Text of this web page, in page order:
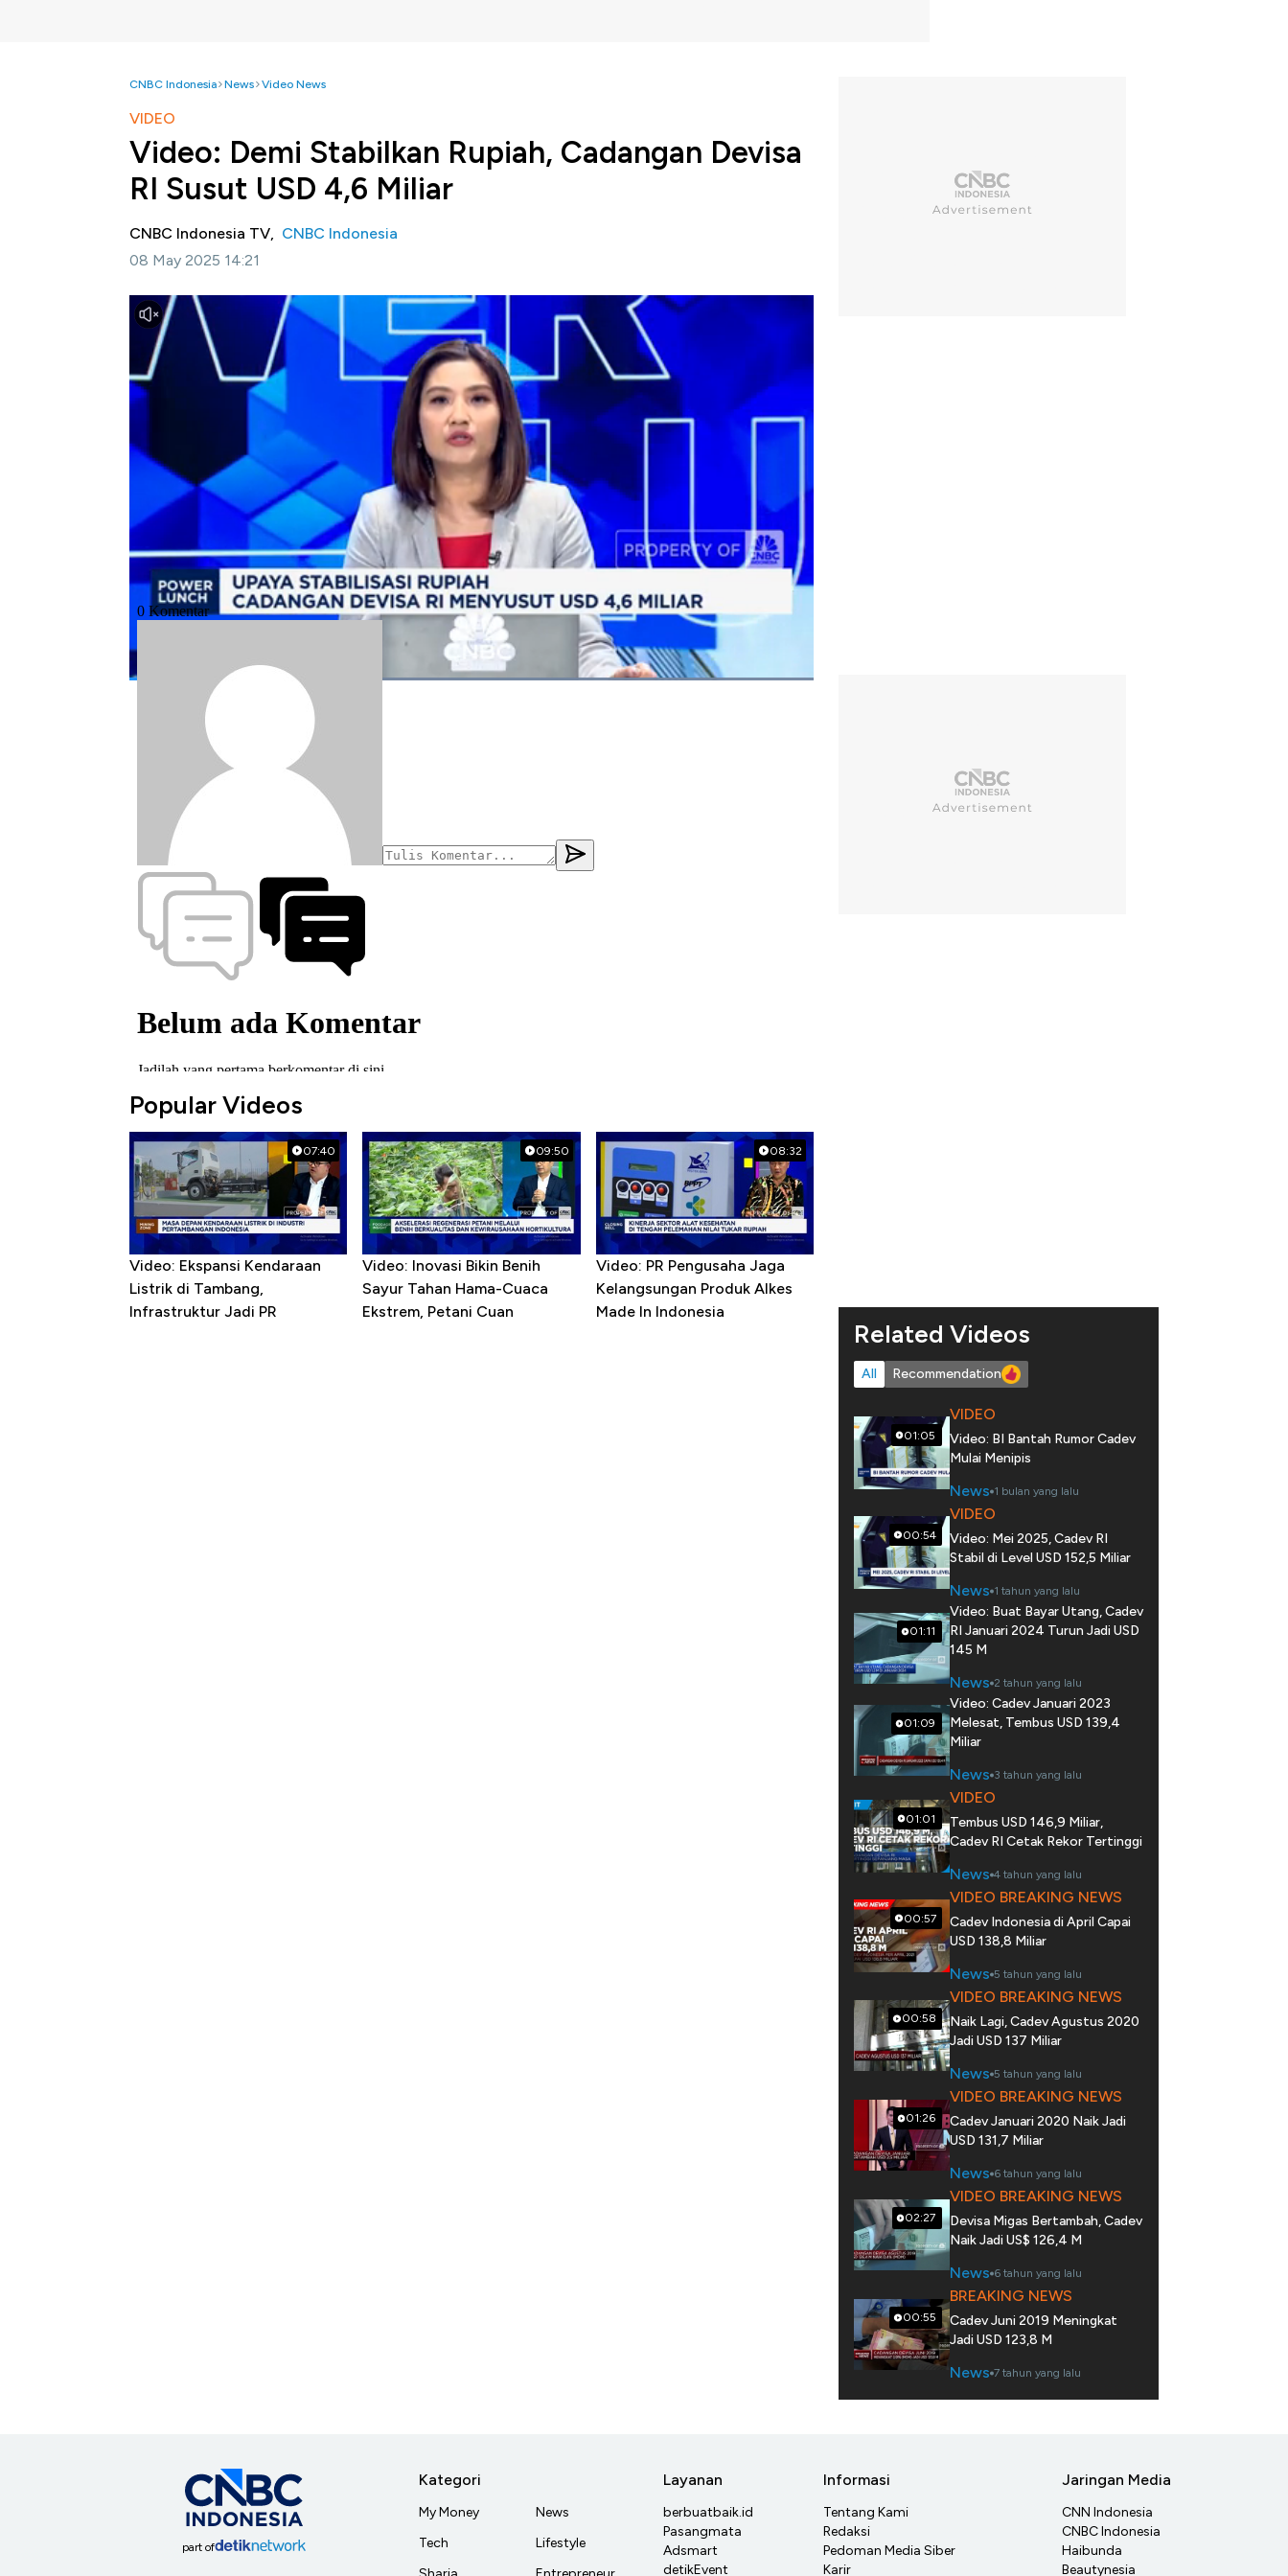
CNBC Indonesia News Video News
VIDEO
Video: Demi Stabilkan Rupiah, Cadangan Devisa
RI Susut USD 4,6 Miliar
CNBC Indonesia TV, CNBC Indonesia
08 May 2025 14:21
Jakarta, CNBC Indonesia-
Bank Indonesia mencatat cadangan devisa Indonesia pada akhir April
2025 sebesar USD 152,5 miliar. Angka ini menyusut 4,6 miliar, dari bulan sebelumnya.
Selengkapnya dalam program Power Lunch CNBC Indonesia (Kamis, 08/05/2025) berikut ini.
#bank indonesia #cadev #cadangan devisa
Popular Videos
07:40
Video: Ekspansi Kendaraan
Listrik di Tambang,
Infrastruktur Jadi PR
09:50
Video: Inovasi Bikin Benih
Sayur Tahan Hama-Cuaca
Ekstrem, Petani Cuan
08:32
Video: PR Pengusaha Jaga
Kelangsungan Produk Alkes
Made In Indonesia
Related Videos
All Recommendation
01:05
VIDEO
Video: BI Bantah Rumor Cadev
Mulai Menipis
News 1 bulan yang lalu
00:54
VIDEO
Video: Mei 2025, Cadev RI
Stabil di Level USD 152,5 Miliar
News 1 tahun yang lalu
01:11
Video: Buat Bayar Utang, Cadev
RI Januari 2024 Turun Jadi USD
145 M
News 2 tahun yang lalu
01:09
Video: Cadev Januari 2023
Melesat, Tembus USD 139,4
Miliar
News 3 tahun yang lalu
01:01
VIDEO
Tembus USD 146,9 Miliar,
Cadev RI Cetak Rekor Tertinggi
News 4 tahun yang lalu
00:57
VIDEO BREAKING NEWS
Cadev Indonesia di April Capai
USD 138,8 Miliar
News 5 tahun yang lalu
00:58
VIDEO BREAKING NEWS
Naik Lagi, Cadev Agustus 2020
Jadi USD 137 Miliar
News 5 tahun yang lalu
01:26
VIDEO BREAKING NEWS
Cadev Januari 2020 Naik Jadi
USD 131,7 Miliar
News 6 tahun yang lalu
02:27
VIDEO BREAKING NEWS
Devisa Migas Bertambah, Cadev
Naik Jadi US$ 126,4 M
News 6 tahun yang lalu
00:55
BREAKING NEWS
Cadev Juni 2019 Meningkat
Jadi USD 123,8 M
News 7 tahun yang lalu
part of
Kategori
My Money
Tech
News
Lifestyle
Layanan
berbuatbaik.id
Pasangmata
Adsmart
detikEvent
Informasi
Tentang Kami
Redaksi
Pedoman Media Siber
Karir
Jaringan Media
CNN Indonesia
CNBC Indonesia
Haibunda
Beautynesia